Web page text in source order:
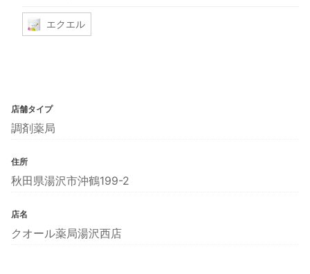
エクエル
店舗タイプ
調剤薬局
住所
秋田県湯沢市沖鶴199-2
店名
クオール薬局湯沢西店